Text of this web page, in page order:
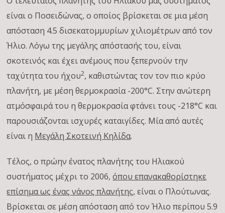
είναι ο Ποσειδώνας, ο οποίος βρίσκεται σε μια μέση
απόσταση 4.5 δισεκατομμυρίων χιλιομέτρων από τον
Ήλιο. Λόγω της μεγάλης απόστασής του, είναι
σκοτεινός και έχει ανέμους που ξεπερνούν την
ταχύτητα του ήχου2, καθιστώντας τον τον πιο κρύο
πλανήτη, με μέση θερμοκρασία -200°C. Στην ανώτερη
ατμόσφαιρά του η θερμοκρασία φτάνει τους -218°C και
παρουσιάζονται ισχυρές καταιγίδες. Μία από αυτές
είναι η Μεγάλη Σκοτεινή Κηλίδα.
Τέλος, ο πρώην ένατος πλανήτης του Ηλιακού
συστήματος μέχρι το 2006,όπου επανακαθορίστηκε
επίσημα ως ένας νάνος πλανήτης, είναι ο Πλούτωνας.
Βρίσκεται σε μέση απόσταση από τον Ήλιο περίπου 5.9